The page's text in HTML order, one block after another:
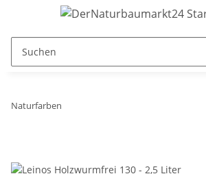
Naturfarben